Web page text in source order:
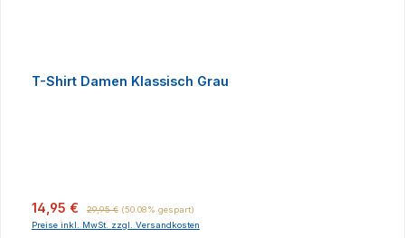
T-Shirt Damen Klassisch Grau
Verkaufspreis:
14,95 € 29,95 € (50.08% gespart)
Preise inkl. MwSt. zzgl. Versandkosten